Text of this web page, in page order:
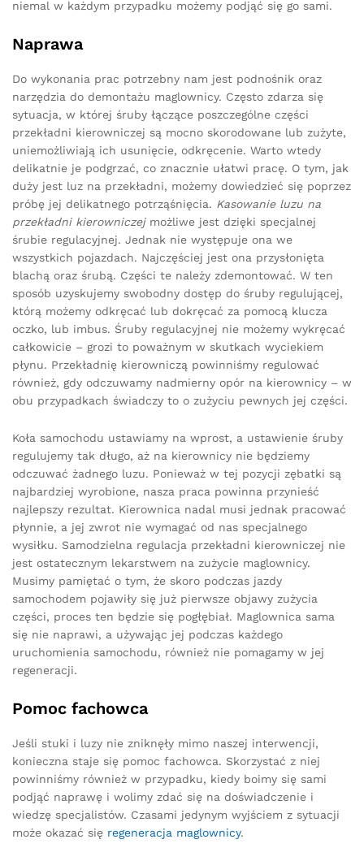
niemal w każdym przypadku możemy podjąć się go sami.
Naprawa
Do wykonania prac potrzebny nam jest podnośnik oraz
narzędzia do demontażu maglownicy. Często zdarza się
sytuacja, w której śruby łączące poszczególne części
przekładni kierowniczej są mocno skorodowane lub zużyte,
uniemożliwiają ich usunięcie, odkręcenie. Warto wtedy
delikatnie je podgrzać, co znacznie ułatwi pracę. O tym, jak
duży jest luz na przekładni, możemy dowiedzieć się poprzez
próbę jej delikatnego potrząśnięcia. Kasowanie luzu na
przekładni kierowniczejmożliwe jest dzięki specjalnej
śrubie regulacyjnej. Jednak nie występuje ona we
wszystkich pojazdach. Najczęściej jest ona przysłonięta
blachą oraz śrubą. Części te należy zdemontować. W ten
sposób uzyskujemy swobodny dostęp do śruby regulującej,
którą możemy odkręcać lub dokręcać za pomocą klucza
oczko, lub imbus. Śruby regulacyjnej nie możemy wykręcać
całkowicie – grozi to poważnym w skutkach wyciekiem
płynu. Przekładnię kierowniczą powinniśmy regulować
również, gdy odczuwamy nadmierny opór na kierownicy – w
obu przypadkach świadczy to o zużyciu pewnych jej części.
Koła samochodu ustawiamy na wprost, a ustawienie śruby
regulujemy tak długo, aż na kierownicy nie będziemy
odczuwać żadnego luzu. Ponieważ w tej pozycji zębatki są
najbardziej wyrobione, nasza praca powinna przynieść
najlepszy rezultat. Kierownica nadal musi jednak pracować
płynnie, a jej zwrot nie wymagać od nas specjalnego
wysiłku. Samodzielna regulacja przekładni kierowniczej nie
jest ostatecznym lekarstwem na zużycie maglownicy.
Musimy pamiętać o tym, że skoro podczas jazdy
samochodem pojawiły się już pierwsze objawy zużycia
części, proces ten będzie się pogłębiał. Maglownica sama
się nie naprawi, a używając jej podczas każdego
uruchomienia samochodu, również nie pomagamy w jej
regeneracji.
Pomoc fachowca
Jeśli stuki i luzy nie zniknęły mimo naszej interwencji,
konieczna staje się pomoc fachowca. Skorzystać z niej
powinniśmy również w przypadku, kiedy boimy się sami
podjąć naprawę i wolimy zdać się na doświadczenie i
wiedzę specjalistów. Czasami jedynym wyjściem z sytuacji
może okazać się regeneracja maglownicy.